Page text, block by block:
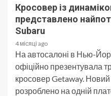
Кросовер із
представлено
Subaru
4 місяці ago
На автосалоні в Нью-
офіційно презентувала
кросовер Getaway.
розроблено на одній